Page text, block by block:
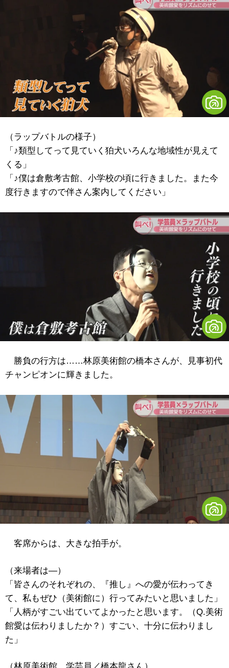
（ラップバトルの様子）
「♪類型してって見ていく狛犬いろんな地域性が見えて
くる」
「♪僕は倉敷考古館、小学校の頃に行きました。また今
度行きますので伴さん案内してください」
勝負の行方は……林原美術館の橋本さんが、見事初代
チャンピオンに輝きました。
客席からは、大きな拍手が。
（来場者は―）
「皆さんのそれぞれの、『推し』への愛が伝わってき
て、私もぜひ（美術館に）行ってみたいと思いました」
「人柄がすごい出ていてよかったと思います。（Q.美術
館愛は伝わりましたか？）すごい、十分に伝わりまし
た」